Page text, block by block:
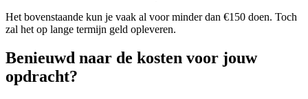
Het bovenstaande kun je vaak al voor minder dan €150 doen. Toch
zal het op lange termijn geld opleveren.
Benieuwd naar de kosten voor jouw
opdracht?